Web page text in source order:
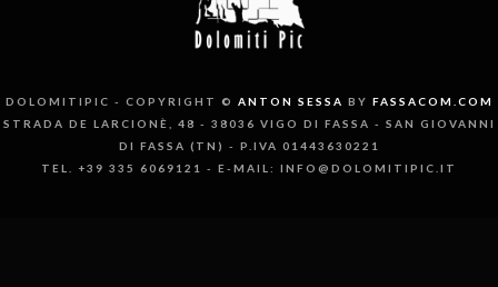
DOLOMITIPIC - COPYRIGHT © ANTON SESSA BY FASSACOM.COM
STRADA DE LARCIONÈ, 48 - 38036 VIGO DI FASSA - SAN GIOVANNI
DI FASSA (TN) - P.IVA 01443630221
TEL. +39 335 6069121 - E-MAIL: INFO@DOLOMITIPIC.IT